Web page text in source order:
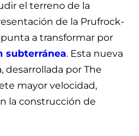
el terreno de la
de la Prufrock-
a transformar por
subterránea. Esta nueva
desarrollada por The
mayor velocidad,
la construcción de